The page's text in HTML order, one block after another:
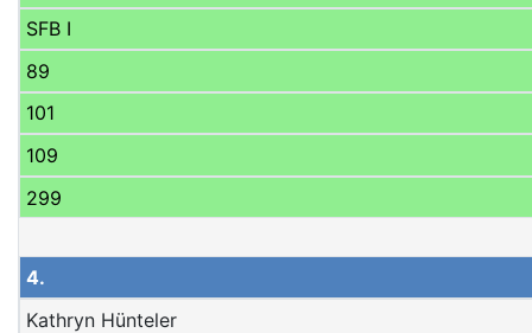
SFB I
89
101
109
299
4.
Kathryn Hünteler